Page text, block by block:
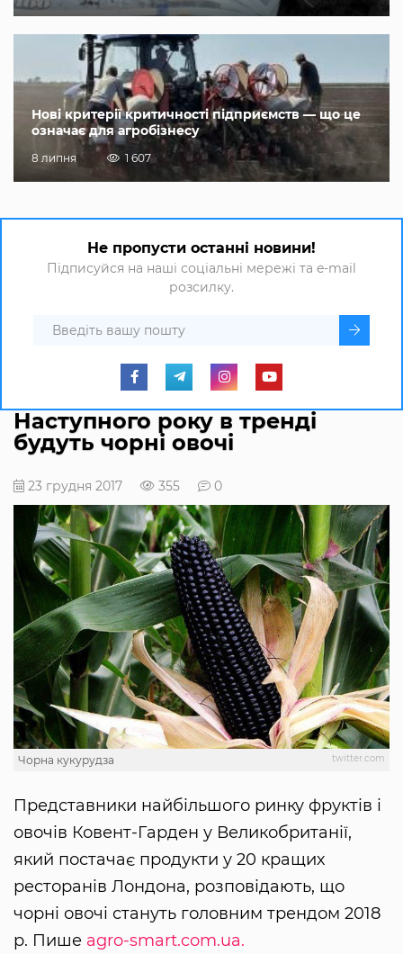
Нові критерії критичності підприємств — що це
означає для агробізнесу
8 липня 1 607
Не пропусти останні новини!
Підписуйся на наші соціальні мережі та e-mail
розсилку.
Наступного року в тренді
будуть чорні овочі
23 грудня 2017 355 0
twitter.com
Чорна кукурудза
Представники найбільшого ринку фруктів і
овочів Ковент-Гарден у Великобританії,
який постачає продукти у 20 кращих
ресторанів Лондона, розповідають, що
чорні овочі стануть головним трендом 2018
р. Пише agro-smart.com.ua.